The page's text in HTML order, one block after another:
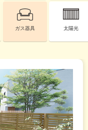
ガス器具 太陽光